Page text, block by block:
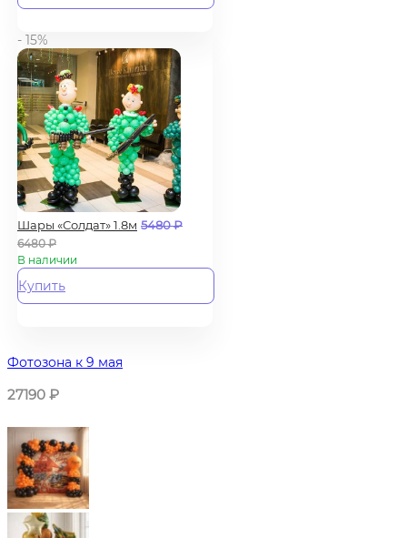
- 15%
Шары «Солдат» 1.8м 5480₽
6480₽
В наличии
Купить
Фотозона к 9 мая
27190 ₽